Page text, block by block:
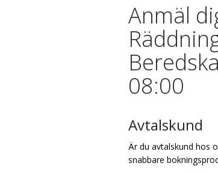
Anmäl
08:00
Avtalskund
Är du avtalskund hos
snabbare